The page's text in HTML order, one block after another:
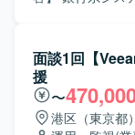
ワークを含む製
い視点での基盤
SEチームの一員
ることで、上流
ができます。 【開発環境】 Windows/Linuxサーバを中心と
ションツール（
す。
Systemwalker、
境の構築や運用も行っ
周囲と連携しな
求めています。
揮し、プロジェ
面談1回【
援
〜
港区（東京都）